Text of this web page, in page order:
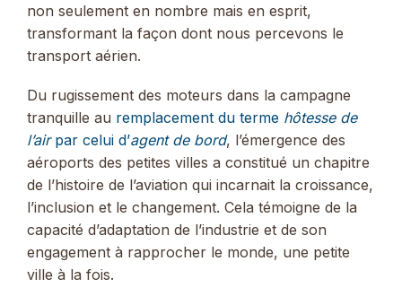
non seulement en nombre mais en esprit,
transformant la façon dont nous percevons le
transport aérien.
Du rugissement des moteurs dans la campagne
tranquille au remplacement du terme hôtesse de
l’airpar celui d’agent de bord, l’émergence des
aéroports des petites villes a constitué un chapitre
de l’histoire de l’aviation qui incarnait la croissance,
l’inclusion et le changement. Cela témoigne de la
capacité d’adaptation de l’industrie et de son
engagement à rapprocher le monde, une petite
ville à la fois.